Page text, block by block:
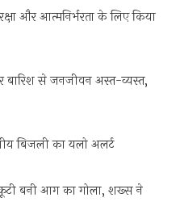
और आत्मनिर्भरता के लिए किया
बारिश से जनजीवन अस्त-व्यस्त,
बिजली का यलो अलर्ट
बनी आग का गोला, शख्स ने